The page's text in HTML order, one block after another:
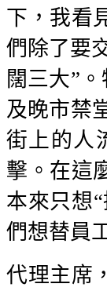
下，我看
們除了要
闊三大”
及晚市禁
街上的人
擊。在這
本來只想
們想替員
代理主席